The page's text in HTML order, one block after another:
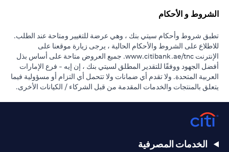
الشروط و الأحكام
تطبق شروط وأحكام سيتي بنك ، وهي عرضة للتغيير ومتاحة عند الطلب.
للاطلاع على الشروط والأحكام الحالية ، يرجى زيارة موقعنا على
الإنترنت www.citibank.ae/tnc.
opens in a new tab
جميع العروض متاحة على أساس بذل
أفضل الجهود ووفقًا للتقدير المطلق لسيتي بنك ، إن إيه - فرع الإمارات
العربية المتحدة. ولا تقدم أي ضمانات ولا تتحمل أي التزام أو مسؤولية فيما
يتعلق بالمنتجات والخدمات المقدمة من قبل الشركاء / الكيانات الأخرى.
الخدمات المصرفية